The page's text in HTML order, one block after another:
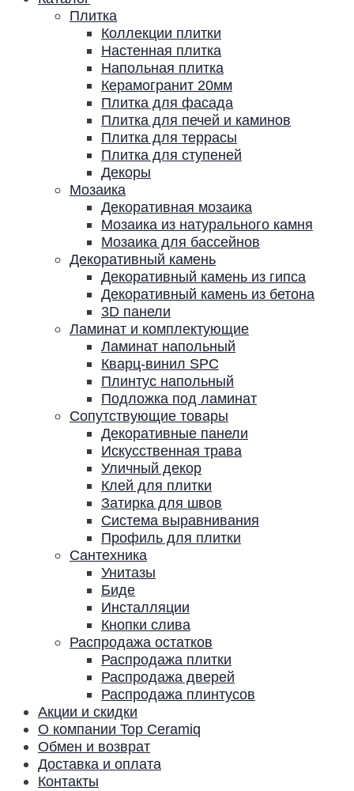
Плитка
Коллекции плитки
Настенная плитка
Напольная плитка
Керамогранит 20мм
Плитка для фасада
Плитка для печей и каминов
Плитка для террасы
Плитка для ступеней
Декоры
Мозаика
Декоративная мозаика
Мозаика из натурального камня
Мозаика для бассейнов
Декоративный камень
Декоративный камень из гипса
Декоративный камень из бетона
3D панели
Ламинат и комплектующие
Ламинат напольный
Кварц-винил SPC
Плинтус напольный
Подложка под ламинат
Сопутствующие товары
Декоративные панели
Искусственная трава
Уличный декор
Клей для плитки
Затирка для швов
Система выравнивания
Профиль для плитки
Сантехника
Унитазы
Биде
Инсталляции
Кнопки слива
Распродажа остатков
Распродажа плитки
Распродажа дверей
Распродажа плинтусов
Акции и скидки
О компании Top Ceramiq
Обмен и возврат
Доставка и оплата
Контакты